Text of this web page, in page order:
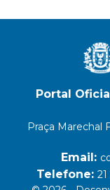
Portal
Praça Marechal
Email:
Telefone: